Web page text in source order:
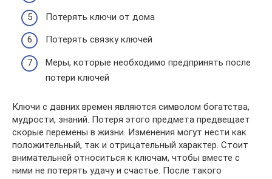
Потерять ключи от дома
Потерять связку ключей
Меры, которые необходимо предпринять после
потери ключей
Ключи с давних времен являются символом богатства,
мудрости, знаний. Потеря этого предмета предвещает
скорые перемены в жизни. Изменения могут нести как
положительный, так и отрицательный характер. Стоит
внимательней относиться к ключам, чтобы вместе с
ними не потерять удачу и счастье. После такого